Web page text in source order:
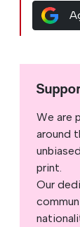
We are
around
print.
Our